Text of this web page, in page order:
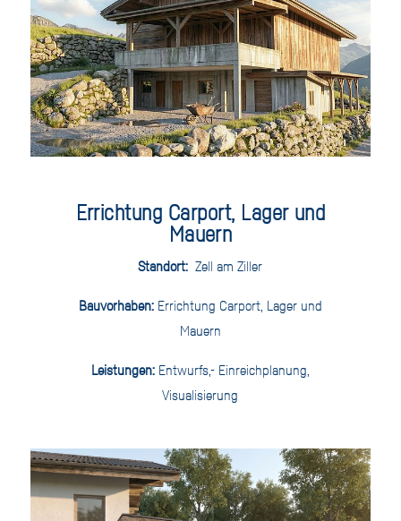
Errichtung Carport, Lager und
Mauern
Standort: Zell am Ziller
Bauvorhaben: Errichtung Carport, Lager und
Mauern
Leistungen: Entwurfs,- Einreichplanung,
Visualisierung